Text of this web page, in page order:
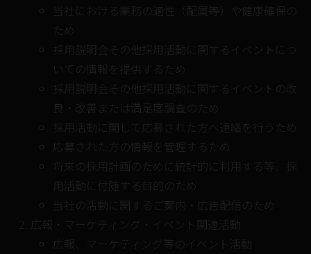
当社における業務の適性（配属等）や健康確保の
ため
採用説明会その他採用活動に関するイベントにつ
いての情報を提供するため
採用説明会その他採用活動に関するイベントの改
良・改善または満足度調査のため
採用活動に関して応募された方へ連絡を行うため
応募された方の情報を管理するため
将来の採用計画のために統計的に利用する等、採
用活動に付随する目的のため
当社の活動に関するご案内・広告配信のため
広報・マーケティング・イベント関連活動
広報、マーケティング等のイベント活動